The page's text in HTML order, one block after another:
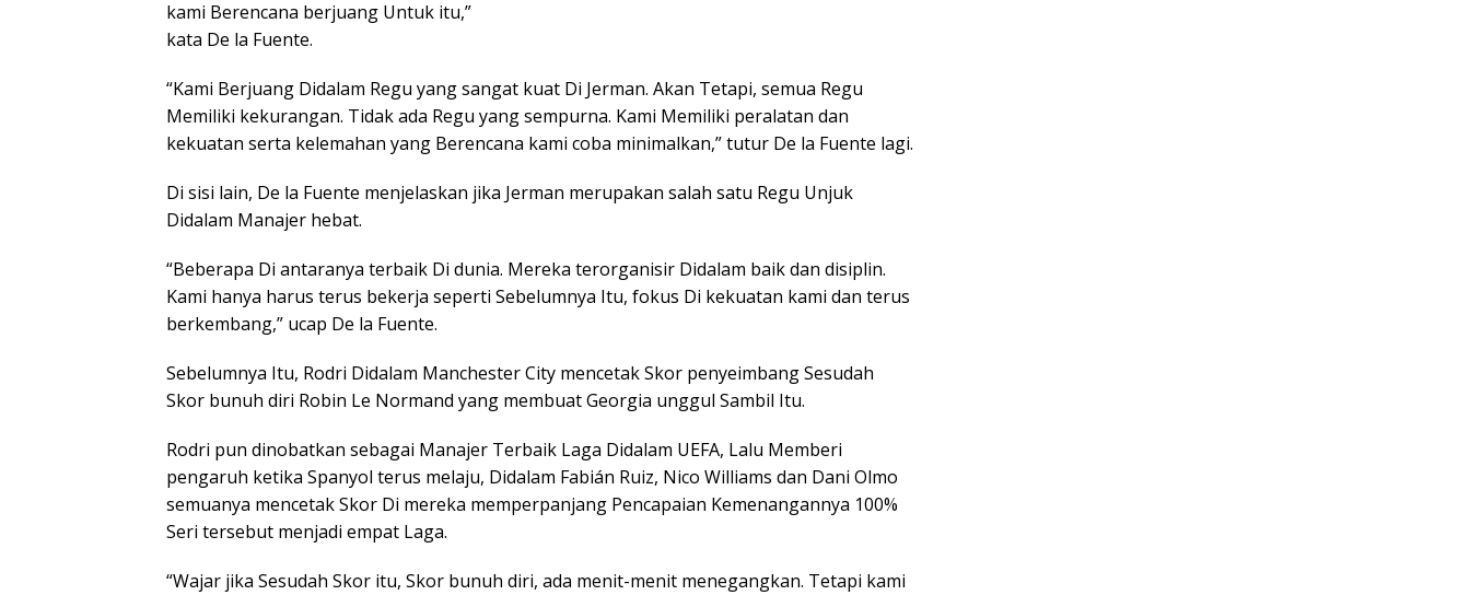
kami Berencana berjuang Untuk itu,”
kata De la Fuente.
“Kami Berjuang Didalam Regu yang sangat kuat Di Jerman. Akan Tetapi, semua Regu
Memiliki kekurangan. Tidak ada Regu yang sempurna. Kami Memiliki peralatan dan
kekuatan serta kelemahan yang Berencana kami coba minimalkan,” tutur De la Fuente lagi.
Di sisi lain, De la Fuente menjelaskan jika Jerman merupakan salah satu Regu Unjuk
Didalam Manajer hebat.
“Beberapa Di antaranya terbaik Di dunia. Mereka terorganisir Didalam baik dan disiplin.
Kami hanya harus terus bekerja seperti Sebelumnya Itu, fokus Di kekuatan kami dan terus
berkembang,” ucap De la Fuente.
Sebelumnya Itu, Rodri Didalam Manchester City mencetak Skor penyeimbang Sesudah
Skor bunuh diri Robin Le Normand yang membuat Georgia unggul Sambil Itu.
Rodri pun dinobatkan sebagai Manajer Terbaik Laga Didalam UEFA, Lalu Memberi
pengaruh ketika Spanyol terus melaju, Didalam Fabián Ruiz, Nico Williams dan Dani Olmo
semuanya mencetak Skor Di mereka memperpanjang Pencapaian Kemenangannya 100%
Seri tersebut menjadi empat Laga.
“Wajar jika Sesudah Skor itu, Skor bunuh diri, ada menit-menit menegangkan. Tetapi kami